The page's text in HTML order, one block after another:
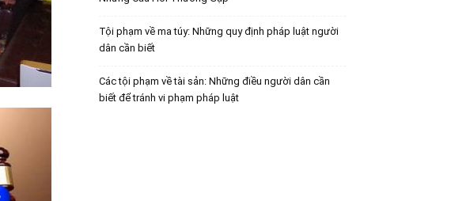
Tội phạm về ma túy: Những quy định pháp luật người
dân cần biết
Các tội phạm về tài sản: Những điều người dân cần
biết để tránh vi phạm pháp luật